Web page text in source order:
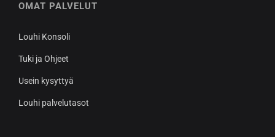
OMAT PALVELUT
Louhi Konsoli
Tuki ja Ohjeet
Usein kysyttyä
Louhi palvelutasot